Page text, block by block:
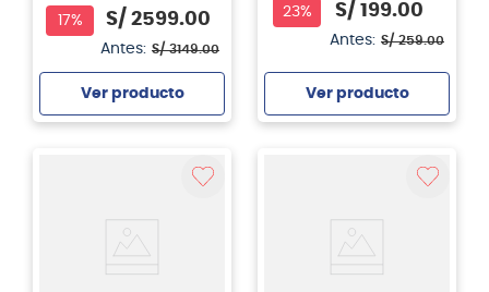
17% S/ 2599.00
Antes: S/ 3149.00
Ver producto
23% S/ 199.00
Antes: S/ 259.00
Ver producto